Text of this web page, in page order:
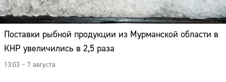
Поставки рыбной продукции из Мурманской области в
КНР увеличились в 2,5 раза
13:03 – 7 августа